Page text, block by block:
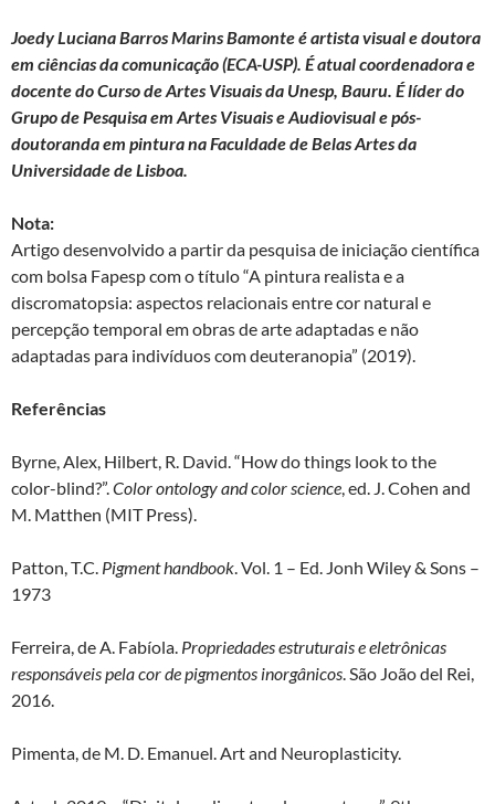
Joedy Luciana Barros Marins Bamonte é artista visual e doutora
em ciências da comunicação (ECA-USP). É atual coordenadora e
docente do Curso de Artes Visuais da Unesp, Bauru. É líder do
Grupo de Pesquisa em Artes Visuais e Audiovisual e pós-
doutoranda em pintura na Faculdade de Belas Artes da
Universidade de Lisboa.
Nota:
Artigo desenvolvido a partir da pesquisa de iniciação científica
com bolsa Fapesp com o título “A pintura realista e a
discromatopsia: aspectos relacionais entre cor natural e
percepção temporal em obras de arte adaptadas e não
adaptadas para indivíduos com deuteranopia” (2019).
Referências
Byrne, Alex, Hilbert, R. David. “How do things look to the
color-blind?”.Color ontology and color science, ed. J. Cohen and
M. Matthen (MIT Press).
Patton, T.C. Pigment handbook. Vol. 1 – Ed. Jonh Wiley & Sons –
1973
Ferreira, de A. Fabíola. Propriedades estruturais e eletrônicas
responsáveis pela cor de pigmentos inorgânicos. São João del Rei,
2016.
Pimenta, de M. D. Emanuel. Art and Neuroplasticity.